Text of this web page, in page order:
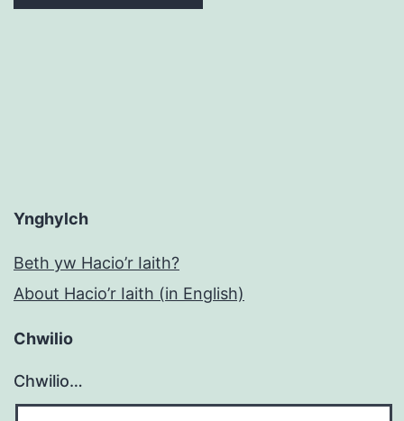
Ynghylch
Beth yw Hacio’r Iaith?
About Hacio’r Iaith (in English)
Chwilio
Chwilio…